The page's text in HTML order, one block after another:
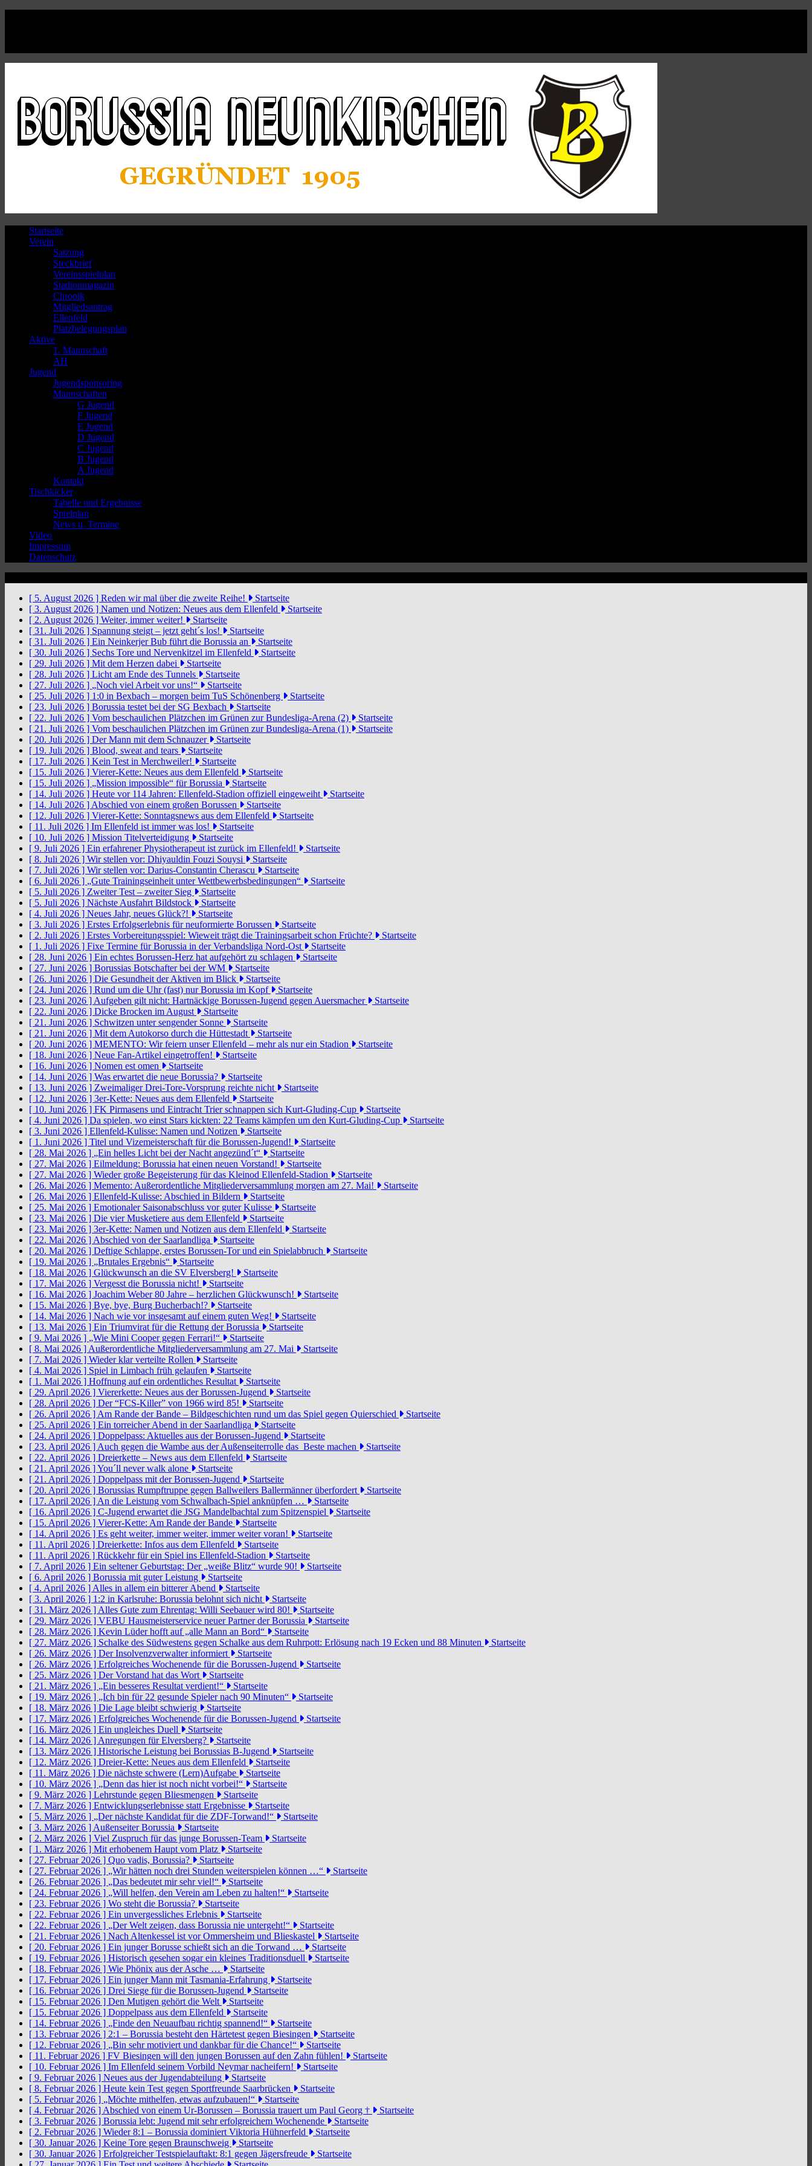
Startseite
Verein
Satzung
Steckbrief
Vereinsspielplan
Stadionmagazin
Chronik
Mitgliedsantrag
Ellenfeld
Platzbelegungsplan
Aktive
1. Mannschaft
AH
Jugend
Jugendsponsoring
Mannschaften
G Jugend
F Jugend
E Jugend
D Jugend
C Jugend
B Jugend
A Jugend
Kontakt
Tischkicker
Tabelle und Ergebnisse
Spielplan
News u. Termine
Video
Impressum
Datenschutz
[ 5. August 2026 ] Reden wir mal über die zweite Reihe!
Startseite
[ 3. August 2026 ] Namen und Notizen: Neues aus dem Ellenfeld
Startseite
[ 2. August 2026 ] Weiter, immer weiter!
Startseite
[ 31. Juli 2026 ] Spannung steigt – jetzt geht´s los!
Startseite
[ 31. Juli 2026 ] Ein Neinkerjer Bub führt die Borussia an
Startseite
[ 30. Juli 2026 ] Sechs Tore und Nervenkitzel im Ellenfeld
Startseite
[ 29. Juli 2026 ] Mit dem Herzen dabei
Startseite
[ 28. Juli 2026 ] Licht am Ende des Tunnels
Startseite
[ 27. Juli 2026 ] „Noch viel Arbeit vor uns!“
Startseite
[ 25. Juli 2026 ] 1:0 in Bexbach – morgen beim TuS Schönenberg
Startseite
[ 23. Juli 2026 ] Borussia testet bei der SG Bexbach
Startseite
[ 22. Juli 2026 ] Vom beschaulichen Plätzchen im Grünen zur Bundesliga-Arena (2)
Startseite
[ 21. Juli 2026 ] Vom beschaulichen Plätzchen im Grünen zur Bundesliga-Arena (1)
Startseite
[ 20. Juli 2026 ] Der Mann mit dem Schnauzer
Startseite
[ 19. Juli 2026 ] Blood, sweat and tears
Startseite
[ 17. Juli 2026 ] Kein Test in Merchweiler!
Startseite
[ 15. Juli 2026 ] Vierer-Kette: Neues aus dem Ellenfeld
Startseite
[ 15. Juli 2026 ] „Mission impossible“ für Borussia
Startseite
[ 14. Juli 2026 ] Heute vor 114 Jahren: Ellenfeld-Stadion offiziell eingeweiht
Startseite
[ 14. Juli 2026 ] Abschied von einem großen Borussen
Startseite
[ 12. Juli 2026 ] Vierer-Kette: Sonntagsnews aus dem Ellenfeld
Startseite
[ 11. Juli 2026 ] Im Ellenfeld ist immer was los!
Startseite
[ 10. Juli 2026 ] Mission Titelverteidigung
Startseite
[ 9. Juli 2026 ] Ein erfahrener Physiotherapeut ist zurück im Ellenfeld!
Startseite
[ 8. Juli 2026 ] Wir stellen vor: Dhiyauldin Fouzi Souysi
Startseite
[ 7. Juli 2026 ] Wir stellen vor: Darius-Constantin Cherascu
Startseite
[ 6. Juli 2026 ] „Gute Trainingseinheit unter Wettbewerbsbedingungen“
Startseite
[ 5. Juli 2026 ] Zweiter Test – zweiter Sieg
Startseite
[ 5. Juli 2026 ] Nächste Ausfahrt Bildstock
Startseite
[ 4. Juli 2026 ] Neues Jahr, neues Glück?!
Startseite
[ 3. Juli 2026 ] Erstes Erfolgserlebnis für neuformierte Borussen
Startseite
[ 2. Juli 2026 ] Erstes Vorbereitungsspiel: Wieweit trägt die Trainingsarbeit schon Früchte?
Startseite
[ 1. Juli 2026 ] Fixe Termine für Borussia in der Verbandsliga Nord-Ost
Startseite
[ 28. Juni 2026 ] Ein echtes Borussen-Herz hat aufgehört zu schlagen
Startseite
[ 27. Juni 2026 ] Borussias Botschafter bei der WM
Startseite
[ 26. Juni 2026 ] Die Gesundheit der Aktiven im Blick
Startseite
[ 24. Juni 2026 ] Rund um die Uhr (fast) nur Borussia im Kopf
Startseite
[ 23. Juni 2026 ] Aufgeben gilt nicht: Hartnäckige Borussen-Jugend gegen Auersmacher
Startseite
[ 22. Juni 2026 ] Dicke Brocken im August
Startseite
[ 21. Juni 2026 ] Schwitzen unter sengender Sonne
Startseite
[ 21. Juni 2026 ] Mit dem Autokorso durch die Hüttestadt
Startseite
[ 20. Juni 2026 ] MEMENTO: Wir feiern unser Ellenfeld – mehr als nur ein Stadion
Startseite
[ 18. Juni 2026 ] Neue Fan-Artikel eingetroffen!
Startseite
[ 16. Juni 2026 ] Nomen est omen
Startseite
[ 14. Juni 2026 ] Was erwartet die neue Borussia?
Startseite
[ 13. Juni 2026 ] Zweimaliger Drei-Tore-Vorsprung reichte nicht
Startseite
[ 12. Juni 2026 ] 3er-Kette: Neues aus dem Ellenfeld
Startseite
[ 10. Juni 2026 ] FK Pirmasens und Eintracht Trier schnappen sich Kurt-Gluding-Cup
Startseite
[ 4. Juni 2026 ] Da spielen, wo einst Stars kickten: 22 Teams kämpfen um den Kurt-Gluding-Cup
Startseite
[ 3. Juni 2026 ] Ellenfeld-Kulisse: Namen und Notizen
Startseite
[ 1. Juni 2026 ] Titel und Vizemeisterschaft für die Borussen-Jugend!
Startseite
[ 28. Mai 2026 ] „Ein helles Licht bei der Nacht angezünd´t“
Startseite
[ 27. Mai 2026 ] Eilmeldung: Borussia hat einen neuen Vorstand!
Startseite
[ 27. Mai 2026 ] Wieder große Begeisterung für das Kleinod Ellenfeld-Stadion
Startseite
[ 26. Mai 2026 ] Memento: Außerordentliche Mitgliederversammlung morgen am 27. Mai!
Startseite
[ 26. Mai 2026 ] Ellenfeld-Kulisse: Abschied in Bildern
Startseite
[ 25. Mai 2026 ] Emotionaler Saisonabschluss vor guter Kulisse
Startseite
[ 23. Mai 2026 ] Die vier Musketiere aus dem Ellenfeld
Startseite
[ 23. Mai 2026 ] 3er-Kette: Namen und Notizen aus dem Ellenfeld
Startseite
[ 22. Mai 2026 ] Abschied von der Saarlandliga
Startseite
[ 20. Mai 2026 ] Deftige Schlappe, erstes Borussen-Tor und ein Spielabbruch
Startseite
[ 19. Mai 2026 ] „Brutales Ergebnis“
Startseite
[ 18. Mai 2026 ] Glückwunsch an die SV Elversberg!
Startseite
[ 17. Mai 2026 ] Vergesst die Borussia nicht!
Startseite
[ 16. Mai 2026 ] Joachim Weber 80 Jahre – herzlichen Glückwunsch!
Startseite
[ 15. Mai 2026 ] Bye, bye, Burg Bucherbach!?
Startseite
[ 14. Mai 2026 ] Nach wie vor insgesamt auf einem guten Weg!
Startseite
[ 13. Mai 2026 ] Ein Triumvirat für die Rettung der Borussia
Startseite
[ 9. Mai 2026 ] „Wie Mini Cooper gegen Ferrari!“
Startseite
[ 8. Mai 2026 ] Außerordentliche Mitgliederversammlung am 27. Mai
Startseite
[ 7. Mai 2026 ] Wieder klar verteilte Rollen
Startseite
[ 4. Mai 2026 ] Spiel in Limbach früh gelaufen
Startseite
[ 1. Mai 2026 ] Hoffnung auf ein ordentliches Resultat
Startseite
[ 29. April 2026 ] Viererkette: Neues aus der Borussen-Jugend
Startseite
[ 28. April 2026 ] Der “FCS-Killer” von 1966 wird 85!
Startseite
[ 26. April 2026 ] Am Rande der Bande – Bildgeschichten rund um das Spiel gegen Quierschied
Startseite
[ 25. April 2026 ] Ein torreicher Abend in der Saarlandliga
Startseite
[ 24. April 2026 ] Doppelpass: Aktuelles aus der Borussen-Jugend
Startseite
[ 23. April 2026 ] Auch gegen die Wambe aus der Außenseiterrolle das Beste machen
Startseite
[ 22. April 2026 ] Dreierkette – News aus dem Ellenfeld
Startseite
[ 21. April 2026 ]You´ll never walk alone
Startseite
[ 21. April 2026 ] Doppelpass mit der Borussen-Jugend
Startseite
[ 20. April 2026 ] Borussias Rumpftruppe gegen Ballweilers Ballermänner überfordert
Startseite
[ 17. April 2026 ] An die Leistung vom Schwalbach-Spiel anknüpfen …
Startseite
[ 16. April 2026 ] C-Jugend erwartet die JSG Mandelbachtal zum Spitzenspiel
Startseite
[ 15. April 2026 ] Vierer-Kette: Am Rande der Bande
Startseite
[ 14. April 2026 ] Es geht weiter, immer weiter, immer weiter voran!
Startseite
[ 11. April 2026 ] Dreierkette: Infos aus dem Ellenfeld
Startseite
[ 11. April 2026 ] Rückkehr für ein Spiel ins Ellenfeld-Stadion
Startseite
[ 7. April 2026 ] Ein seltener Geburtstag: Der „weiße Blitz“ wurde 90!
Startseite
[ 6. April 2026 ] Borussia mit guter Leistung
Startseite
[ 4. April 2026 ] Alles in allem ein bitterer Abend
Startseite
[ 3. April 2026 ] 1:2 in Karlsruhe: Borussia belohnt sich nicht
Startseite
[ 31. März 2026 ] Alles Gute zum Ehrentag: Willi Seebauer wird 80!
Startseite
[ 29. März 2026 ] VEBU Hausmeisterservice neuer Partner der Borussia
Startseite
[ 28. März 2026 ] Kevin Lüder hofft auf „alle Mann an Bord“
Startseite
[ 27. März 2026 ] Schalke des Südwestens gegen Schalke aus dem Ruhrpott: Erlösung nach 19 Ecken und 88 Minuten
Startseite
[ 26. März 2026 ] Der Insolvenzverwalter informiert
Startseite
[ 26. März 2026 ] Erfolgreiches Wochenende für die Borussen-Jugend
Startseite
[ 25. März 2026 ] Der Vorstand hat das Wort
Startseite
[ 21. März 2026 ] „Ein besseres Resultat verdient!“
Startseite
[ 19. März 2026 ] „Ich bin für 22 gesunde Spieler nach 90 Minuten“
Startseite
[ 18. März 2026 ] Die Lage bleibt schwierig
Startseite
[ 17. März 2026 ] Erfolgreiches Wochenende für die Borussen-Jugend
Startseite
[ 16. März 2026 ] Ein ungleiches Duell
Startseite
[ 14. März 2026 ] Anregungen für Elversberg?
Startseite
[ 13. März 2026 ] Historische Leistung bei Borussias B-Jugend
Startseite
[ 12. März 2026 ] Dreier-Kette: Neues aus dem Ellenfeld
Startseite
[ 11. März 2026 ] Die nächste schwere (Lern)Aufgabe
Startseite
[ 10. März 2026 ] „Denn das hier ist noch nicht vorbei!“
Startseite
[ 9. März 2026 ] Lehrstunde gegen Bliesmengen
Startseite
[ 7. März 2026 ] Entwicklungserlebnisse statt Ergebnisse
Startseite
[ 5. März 2026 ] „Der nächste Kandidat für die ZDF-Torwand!“
Startseite
[ 3. März 2026 ] Außenseiter Borussia
Startseite
[ 2. März 2026 ] Viel Zuspruch für das junge Borussen-Team
Startseite
[ 1. März 2026 ] Mit erhobenem Haupt vom Platz
Startseite
[ 27. Februar 2026 ] Quo vadis, Borussia?
Startseite
[ 27. Februar 2026 ] „Wir hätten noch drei Stunden weiterspielen können …“
Startseite
[ 26. Februar 2026 ] „Das bedeutet mir sehr viel!“
Startseite
[ 24. Februar 2026 ] „Will helfen, den Verein am Leben zu halten!“
Startseite
[ 23. Februar 2026 ] Wo steht die Borussia?
Startseite
[ 22. Februar 2026 ] Ein unvergessliches Erlebnis
Startseite
[ 22. Februar 2026 ] „Der Welt zeigen, dass Borussia nie untergeht!“
Startseite
[ 21. Februar 2026 ] Nach Altenkessel ist vor Ommersheim und Blieskastel
Startseite
[ 20. Februar 2026 ] Ein junger Borusse schießt sich an die Torwand …
Startseite
[ 19. Februar 2026 ] Historisch gesehen sogar ein kleines Traditionsduell
Startseite
[ 18. Februar 2026 ] Wie Phönix aus der Asche …
Startseite
[ 17. Februar 2026 ] Ein junger Mann mit Tasmania-Erfahrung
Startseite
[ 16. Februar 2026 ] Drei Siege für die Borussen-Jugend
Startseite
[ 15. Februar 2026 ] Den Mutigen gehört die Welt
Startseite
[ 15. Februar 2026 ] Doppelpass aus dem Ellenfeld
Startseite
[ 14. Februar 2026 ] „Finde den Neuaufbau richtig spannend!“
Startseite
[ 13. Februar 2026 ] 2:1 – Borussia besteht den Härtetest gegen Biesingen
Startseite
[ 12. Februar 2026 ] „Bin sehr motiviert und dankbar für die Chance!“
Startseite
[ 11. Februar 2026 ] FV Biesingen will den jungen Borussen auf den Zahn fühlen!
Startseite
[ 10. Februar 2026 ] Im Ellenfeld seinem Vorbild Neymar nacheifern!
Startseite
[ 9. Februar 2026 ] Neues aus der Jugendabteilung
Startseite
[ 8. Februar 2026 ] Heute kein Test gegen Sportfreunde Saarbrücken
Startseite
[ 5. Februar 2026 ] „Möchte mithelfen, etwas aufzubauen!“
Startseite
[ 4. Februar 2026 ] Abschied von einem Ur-Borussen – Borussia trauert um Paul Georg †
Startseite
[ 3. Februar 2026 ] Borussia lebt: Jugend mit sehr erfolgreichem Wochenende
Startseite
[ 2. Februar 2026 ] Wieder 8:1 – Borussia dominiert Viktoria Hühnerfeld
Startseite
[ 30. Januar 2026 ] Keine Tore gegen Braunschweig
Startseite
[ 30. Januar 2026 ] Erfolgreicher Testspielauftakt: 8:1 gegen Jägersfreude
Startseite